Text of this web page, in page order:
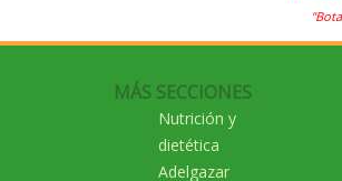
MÁS SECCIONES
Nutrición y
dietética
Adelgazar